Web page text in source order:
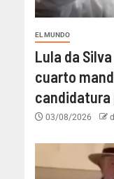
EL MUNDO
Lula da
cuarto
candidatura
03/08/2026